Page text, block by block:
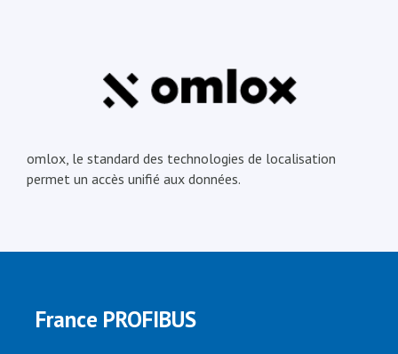
omlox, le standard des technologies de localisation
permet un accès unifié aux données.
France PROFIBUS